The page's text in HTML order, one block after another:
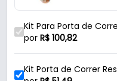
Características:
- Marca: Perfil
- Material: Alumínio
- Acabamento:
Kit Para Porta de
Trilho de 160 Cm Perfil
por R$ 100,82
Kit Porta de Correr